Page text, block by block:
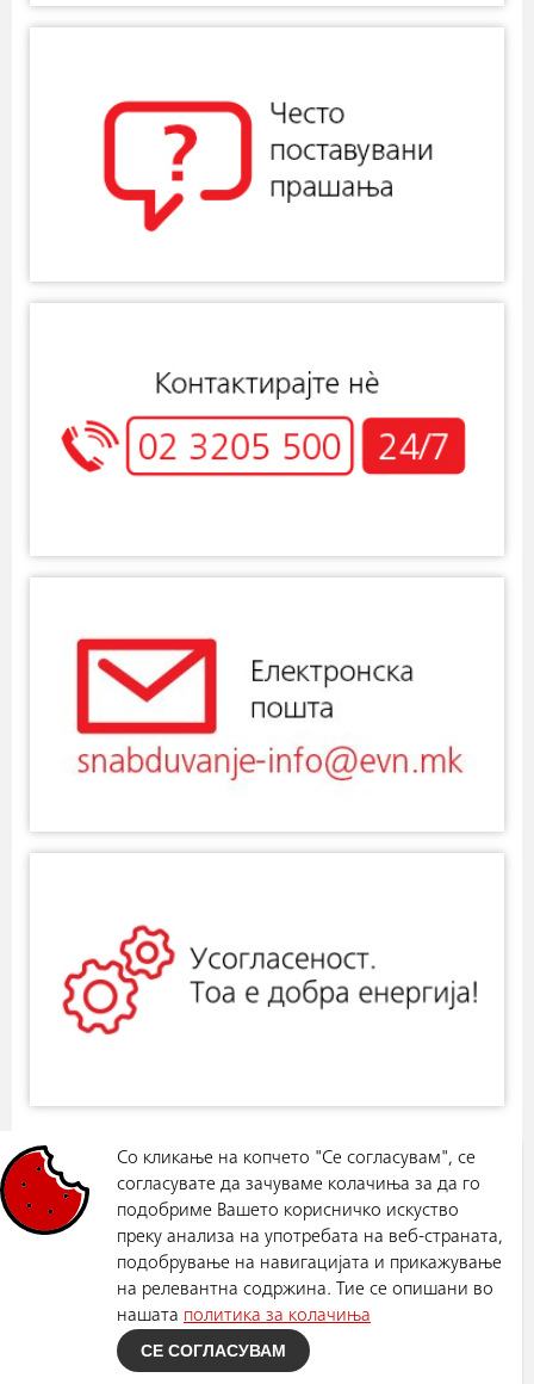
Со кликање на копчето "Се согласувам", се
согласувате да зачуваме колачиња за да го
подобриме Вашето корисничко искуство
преку анализа на употребата на веб-страната,
подобрување на навигацијата и прикажување
на релевантна содржина. Тие се опишани во
нашата политика за колачиња
СЕ СОГЛАСУВАМ